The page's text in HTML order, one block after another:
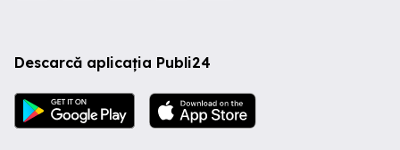
Descarcă aplicația Publi24